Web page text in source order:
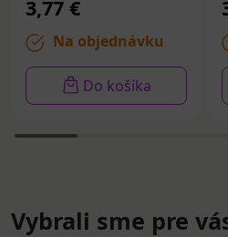
3,77 €
Na objednávku
Do košíka
Vybrali sme pre